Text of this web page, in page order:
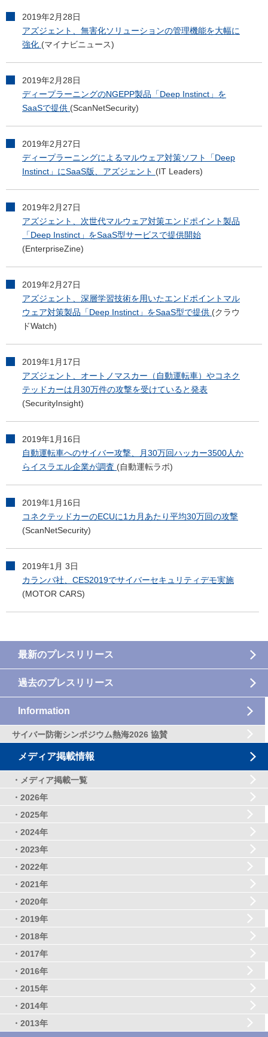
2019年2月28日
アズジェント、無害化ソリューションの管理機能を大幅に
強化 (マイナビニュース)
2019年2月28日
ディープラーニングのNGEPP製品「Deep Instinct」を
SaaSで提供 (ScanNetSecurity)
2019年2月27日
ディープラーニングによるマルウェア対策ソフト「Deep
Instinct」にSaaS版、アズジェント (IT Leaders)
2019年2月27日
アズジェント、次世代マルウェア対策エンドポイント製品
「Deep Instinct」をSaaS型サービスで提供開始
(EnterpriseZine)
2019年2月27日
アズジェント、深層学習技術を用いたエンドポイントマル
ウェア対策製品「Deep Instinct」をSaaS型で提供 (クラウ
ドWatch)
2019年1月17日
アズジェント、オートノマスカー（自動運転車）やコネク
テッドカーは月30万件の攻撃を受けていると発表
(SecurityInsight)
2019年1月16日
自動運転車へのサイバー攻撃、月30万回ハッカー3500人か
らイスラエル企業が調査 (自動運転ラボ)
2019年1月16日
コネクテッドカーのECUに1カ月あたり平均30万回の攻撃
(ScanNetSecurity)
2019年1月 3日
カランバ社、CES2019でサイバーセキュリティデモ実施
(MOTOR CARS)
最新のプレスリリース
過去のプレスリリース
Information
サイバー防衛シンポジウム熱海2026 協賛
メディア掲載情報
・メディア掲載一覧
・2026年
・2025年
・2024年
・2023年
・2022年
・2021年
・2020年
・2019年
・2018年
・2017年
・2016年
・2015年
・2014年
・2013年